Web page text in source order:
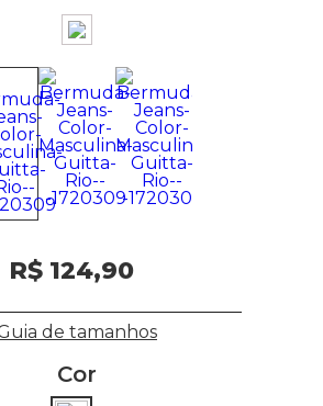
R$ 124,90
de tamanhos
Cor